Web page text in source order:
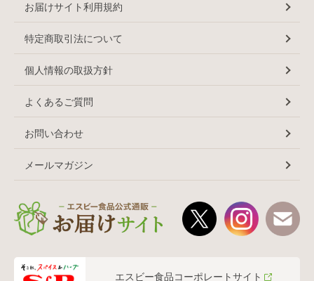
お届けサイト利用規約
特定商取引法について
個人情報の取扱方針
よくあるご質問
お問い合わせ
メールマガジン
エスビー食品コーポレートサイト